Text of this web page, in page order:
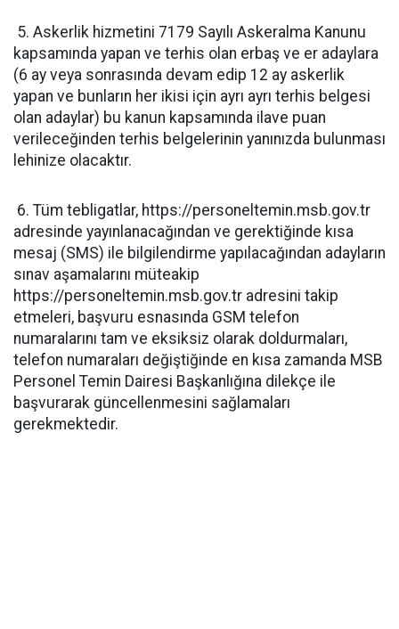
5. Askerlik hizmetini 7179 Sayılı Askeralma Kanunu
kapsamında yapan ve terhis olan erbaş ve er adaylara
(6 ay veya sonrasında devam edip 12 ay askerlik
yapan ve bunların her ikisi için ayrı ayrı terhis belgesi
olan adaylar) bu kanun kapsamında ilave puan
verileceğinden terhis belgelerinin yanınızda bulunması
lehinize olacaktır.
6. Tüm tebligatlar, https://personeltemin.msb.gov.tr
adresinde yayınlanacağından ve gerektiğinde kısa
mesaj (SMS) ile bilgilendirme yapılacağından adayların
sınav aşamalarını müteakip
https://personeltemin.msb.gov.tr adresini takip
etmeleri, başvuru esnasında GSM telefon
numaralarını tam ve eksiksiz olarak doldurmaları,
telefon numaraları değiştiğinde en kısa zamanda MSB
Personel Temin Dairesi Başkanlığına dilekçe ile
başvurarak güncellenmesini sağlamaları
gerekmektedir.